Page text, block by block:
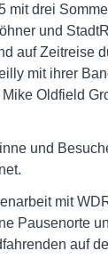
drei
und
auf Zeitreise
mit ihrer
Oldfield
und
mit
Pausenorte
auf